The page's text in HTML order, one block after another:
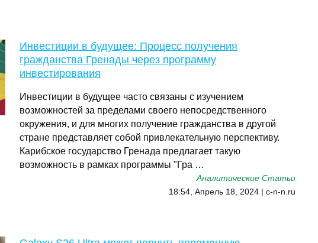
Инвестиции в будущее: Процесс получения
гражданства Гренады через программу
инвестирования
Инвестиции в будущее часто связаны с изучением
возможностей за пределами своего непосредственного
окружения, и для многих получение гражданства в другой
стране представляет собой привлекательную перспективу.
Карибское государство Гренада предлагает такую
возможность в рамках программы "Гра …
Аналитические Статьи
18:54, Апрель 18, 2024 | c-n-n.ru